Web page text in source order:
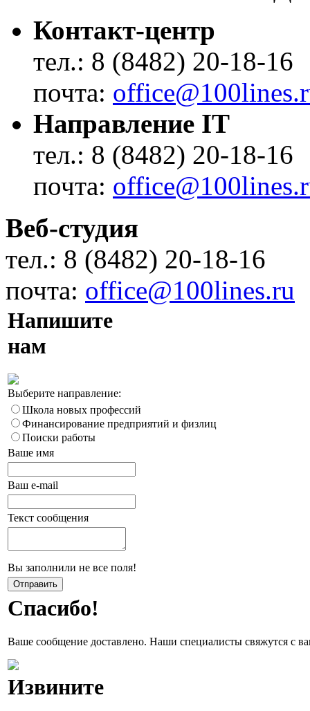
Контакт-центр
тел.: 8 (8482) 20-18-16
почта:
Направление IT
тел.: 8 (8482) 20-18-16
почта:
Веб-студия
тел.: 8 (8482) 20-18-16
почта: office@100lines.ru
Напишите
нам
Выберите направление:
Школа новых профессий
Финансирование предприятий и физлиц
Поиски работы
Ваше имя
Ваш e-mail
Текст сообщения
Вы заполнили не все поля!
Спасибо!
Ваше сообщение доставлено. Наши специалисты свяжутся с
Извините